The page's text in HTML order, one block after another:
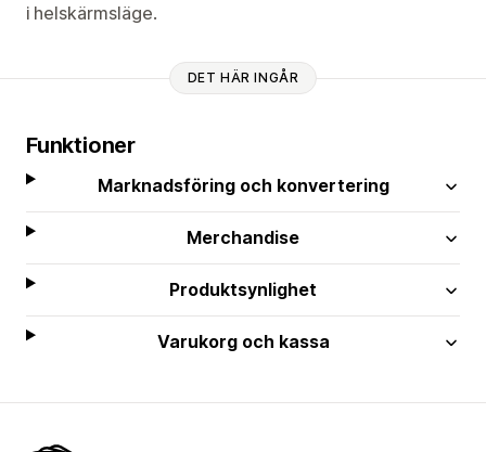
i helskärmsläge.
DET HÄR INGÅR
Funktioner
Marknadsföring och konvertering
Merchandise
Produktsynlighet
Varukorg och kassa